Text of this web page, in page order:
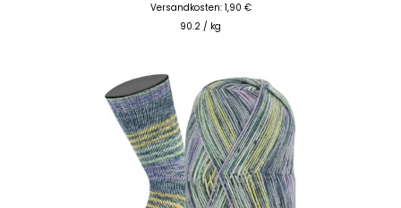
Versandkosten: 1,90 €
90.2 / kg